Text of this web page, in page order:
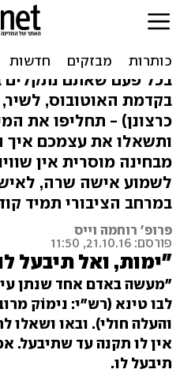
לפעמים הלכות
פשוט גזענות
בכל פעם שאתם נתקלים
בקדמת האוטובוס,
כרצונן) - תחליפו את
ותשאלו את עצמכם איך
מבחינה מוסרית אין
לשמוע אישה שרה,
במרחב הציבורי תמיד
פרופ' רוחמה וייס
פורסם: 21.10.16, 11:50
"ימות, ואל תיבעל
"מעשה באדם אחד שנתן
לבו טינא (רש"י: נימוֹק
והעלה חולי). ובאו ושאלו
אין לו תקנה עד שתיבעל.
תיבעל לו.